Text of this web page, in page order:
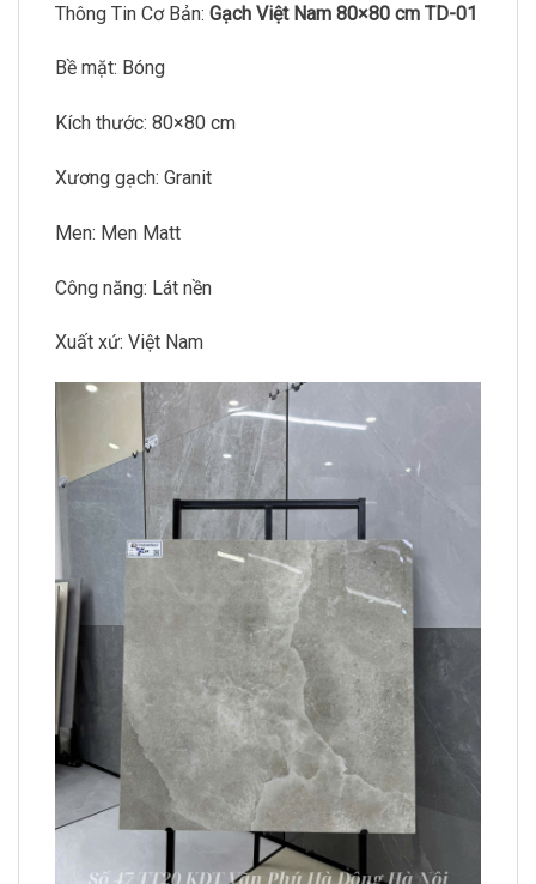
Thông Tin Cơ Bản: Gạch Việt Nam 80×80 cm TD-01
Bề mặt: Bóng
Kích thước: 80×80 cm
Xương gạch: Granit
Men: Men Matt
Công năng: Lát nền
Xuất xứ: Việt Nam